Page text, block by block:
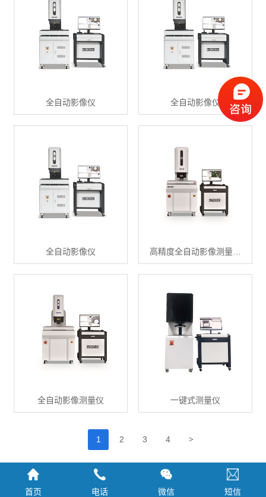
全自动影像仪 全自动影像仪
全自动影像仪 高精度全自动影像测量…
全自动影像测量仪 一键式测量仪
1 2 3 4 >
首页 电话 微信 短信